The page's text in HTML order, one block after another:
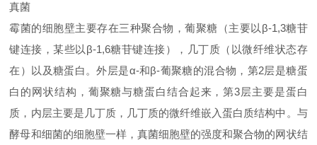
真菌
霉菌的细胞壁主要存在三种聚合物，葡聚糖（主要以β-1,3糖苷
键连接，某些以β-1,6糖苷键连接），几丁质（以微纤维状态存
在）以及糖蛋白。外层是α-和β-葡聚糖的混合物，第2层是糖蛋
白的网状结构，葡聚糖与糖蛋白结合起来，第3层主要是蛋白
质，内层主要是几丁质，几丁质的微纤维嵌入蛋白质结构中。与
酵母和细菌的细胞壁一样，真菌细胞壁的强度和聚合物的网状结